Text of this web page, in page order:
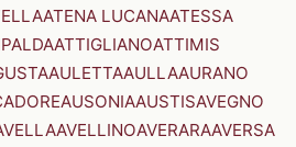
ATENA LUCANAATESSA
ATTIGLIANOATTIMIS
AULETTAAULLAAURANO
AUSONIAAUSTISAVEGNO
AVELLINOAVERARAAVERSA